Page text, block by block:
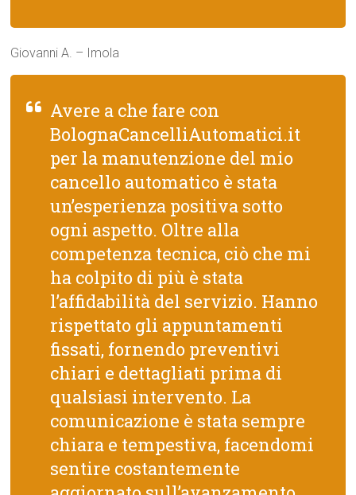
Giovanni A. – Imola
Avere a che fare con
BolognaCancelliAutomatici.it
per la manutenzione del mio
cancello automatico è stata
un’esperienza positiva sotto
ogni aspetto. Oltre alla
competenza tecnica, ciò che mi
ha colpito di più è stata
l’affidabilità del servizio. Hanno
rispettato gli appuntamenti
fissati, fornendo preventivi
chiari e dettagliati prima di
qualsiasi intervento. La
comunicazione è stata sempre
chiara e tempestiva, facendomi
sentire costantemente